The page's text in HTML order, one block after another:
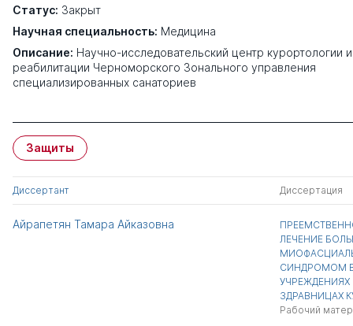
Статус: Закрыт
Научная специальность: Медицина
Описание: Научно-исследовательский центр курортологии и
реабилитации Черноморского Зонального управления
специализированных санаториев
Защиты
Диссертант Диссертация
Айрапетян Тамара Айказовна
ЛЕЧЕНИЕ
СИНДРОМОМ
ЗДРАВНИЦАХ
Рабочий